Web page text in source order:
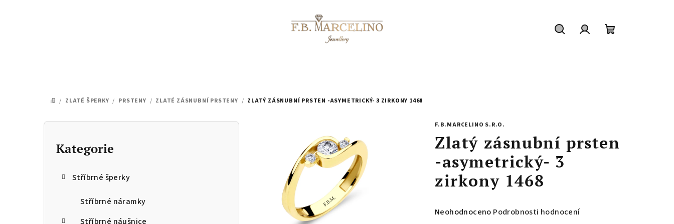
DOMŮ
/ ZLATÉ ŠPERKY / PRSTENY / ZLATÉ ZÁSNUBNÍ PRSTENY / ZLATÝ ZÁSNUBNÍ PRSTEN -ASYMETRICKÝ- 3 ZIRKONY 1468
P
Přeskočit
kategorie
Kategorie
Stříbrné šperky
Stříbrné náramky
Stříbrné náušnice
F.B.MARCELINO S.R.O.
Zlatý zásnubní prsten
-asymetrický- 3
zirkony 1468
Průměrné
Neohodnoceno Podrobnosti hodnocení